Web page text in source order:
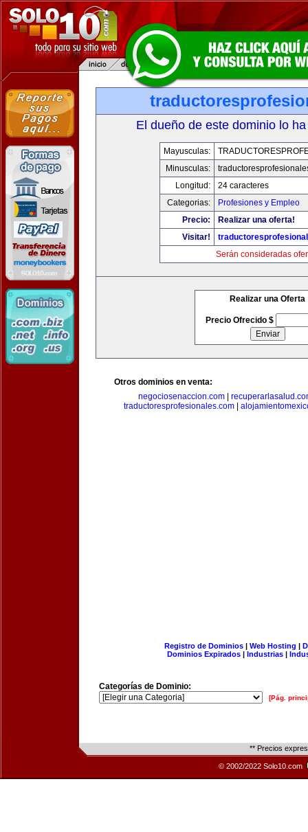
El dueño de este dominio lo
Mayusculas:
Minusculas:
Longitud:
24 caracteres
Categorias:
Profesiones y Empleo
Precio:
Realizar una oferta!
Visitar!
Serán consideradas
Realizar una Oferta
Precio Ofrecido $
Otros dominios en venta:
negociosenaccion.com|
traductoresprofesionales.com|
Registro de Dominios| Web Hosting |
Dominios Expirados | Industrias |
Categorías de Dominio:
[Pág.
** Precios
© 2002/2022 Solo10.com